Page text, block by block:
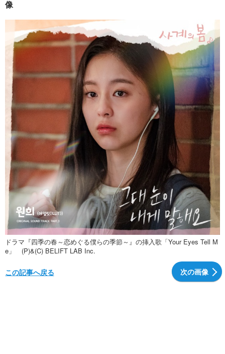
像
ドラマ『四季の春～恋めぐる僕らの季節～』の挿入歌「Your Eyes Tell M
e」 (P)&(C) BELIFT LAB Inc.
次の画像
この記事へ戻る